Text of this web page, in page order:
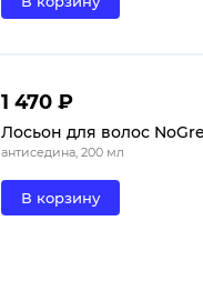
1 470 ₽
Лосьон для волос
антиседина, 200 мл
В корзину